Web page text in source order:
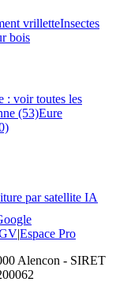
vrilletteInsectes
bois
: voir toutes les
(53)Eure
par satellite IA
|Espace Pro
Alencon - SIRET